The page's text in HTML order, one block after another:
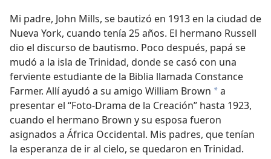
Mi padre, John Mills, se bautizó en 1913 en la ciudad de
Nueva York, cuando tenía 25 años. El hermano Russell
dio el discurso de bautismo. Poco después, papá se
mudó a la isla de Trinidad, donde se casó con una
ferviente estudiante de la Biblia llamada Constance
Farmer. Allí ayudó a su amigo William Brown aa
presentar el “Foto-Drama de la Creación” hasta 1923,
cuando el hermano Brown y su esposa fueron
asignados a África Occidental. Mis padres, que tenían
la esperanza de ir al cielo, se quedaron en Trinidad.